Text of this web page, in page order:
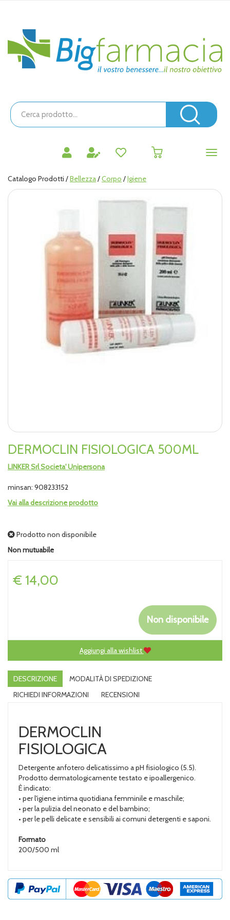
principaleBigfarmacia
Cerca
Prodotto
Catalogo Prodotti /Bellezza/Corpo /Igiene
DERMOCLIN FISIOLOGICA 500ML
LINKER Srl Societa' Unipersona
minsan: 908233152
Vai alla descrizione prodotto
Prodotto non disponibile
Non mutuabile
Prezzo
€ 14,00
Non disponibile
Aggiungi alla wishlist
DESCRIZIONE
MODALITÀ DI SPEDIZIONE
RICHIEDI INFORMAZIONI
RECENSIONI
DERMOCLIN
FISIOLOGICA
Detergente anfotero delicatissimo a pH fisiologico (5.5).
Prodotto dermatologicamente testato e ipoallergenico.
È indicato:
• per l'igiene intima quotidiana femminile e maschile;
• per la pulizia del neonato e del bambino;
• per le pelli delicate e sensibili ai comuni detergenti e saponi.
Formato
200/500 ml